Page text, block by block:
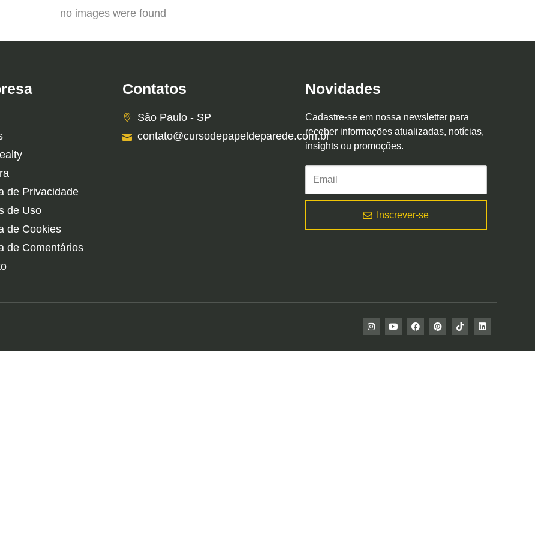
no images were found
de Privacidade
de Uso
de Cookies
de Comentários
Contatos
São Paulo - SP
contato@cursodepapeldeparede.com.br
Novidades
Cadastre-se em nossa newsletter para
receber informações atualizadas, notícias,
insights ou promoções.
Inscrever-se